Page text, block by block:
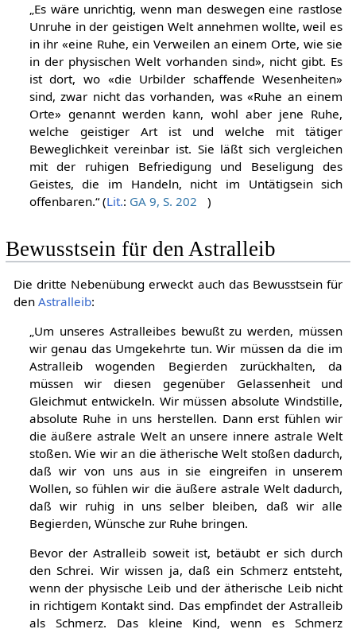
„Es wäre unrichtig, wenn man deswegen eine rastlose
Unruhe in der geistigen Welt annehmen wollte, weil es
in ihr «eine Ruhe, ein Verweilen an einem Orte, wie sie
in der physischen Welt vorhanden sind», nicht gibt. Es
ist dort, wo «die Urbilder schaffende Wesenheiten»
sind, zwar nicht das vorhanden, was «Ruhe an einem
Orte» genannt werden kann, wohl aber jene Ruhe,
welche geistiger Art ist und welche mit tätiger
Beweglichkeit vereinbar ist. Sie läßt sich vergleichen
mit der ruhigen Befriedigung und Beseligung des
Geistes, die im Handeln, nicht im Untätigsein sich
offenbaren.“ (Lit.: GA 9, S. 202 )
Bewusstsein für den Astralleib
Die dritte Nebenübung erweckt auch das Bewusstsein für
den Astralleib:
„Um unseres Astralleibes bewußt zu werden, müssen
wir genau das Umgekehrte tun. Wir müssen da die im
Astralleib wogenden Begierden zurückhalten, da
müssen wir diesen gegenüber Gelassenheit und
Gleichmut entwickeln. Wir müssen absolute Windstille,
absolute Ruhe in uns herstellen. Dann erst fühlen wir
die äußere astrale Welt an unsere innere astrale Welt
stoßen. Wie wir an die ätherische Welt stoßen dadurch,
daß wir von uns aus in sie eingreifen in unserem
Wollen, so fühlen wir die äußere astrale Welt dadurch,
daß wir ruhig in uns selber bleiben, daß wir alle
Begierden, Wünsche zur Ruhe bringen.
Bevor der Astralleib soweit ist, betäubt er sich durch
den Schrei. Wir wissen ja, daß ein Schmerz entsteht,
wenn der physische Leib und der ätherische Leib nicht
in richtigem Kontakt sind. Das empfindet der Astralleib
als Schmerz. Das kleine Kind, wenn es Schmerz